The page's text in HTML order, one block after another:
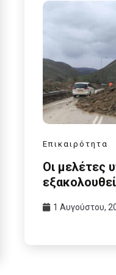
Επικαιρότητα
Οι μελέτες
1 Αυγούστου,